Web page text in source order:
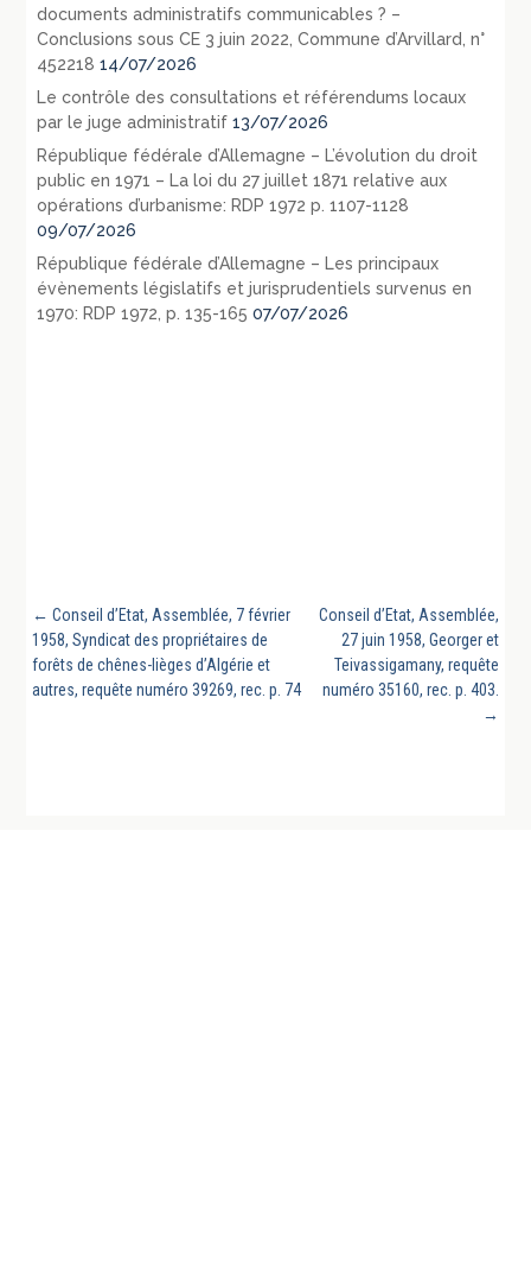
documents administratifs communicables ? –
Conclusions sous CE 3 juin 2022, Commune d’Arvillard, n°
452218 14/07/2026
Le contrôle des consultations et référendums locaux
par le juge administratif 13/07/2026
République fédérale d’Allemagne – L’évolution du droit
public en 1971 – La loi du 27 juillet 1871 relative aux
opérations d’urbanisme: RDP 1972 p. 1107-1128
09/07/2026
République fédérale d’Allemagne – Les principaux
évènements législatifs et jurisprudentiels survenus en
1970: RDP 1972, p. 135-165 07/07/2026
← Conseil d’Etat, Assemblée, 7 février
1958, Syndicat des propriétaires de
forêts de chênes-lièges d’Algérie et
autres, requête numéro 39269, rec. p. 74
Conseil d’Etat, Assemblée,
27 juin 1958, Georger et
Teivassigamany, requête
numéro 35160, rec. p. 403.
→